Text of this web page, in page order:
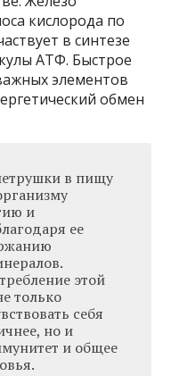
кислорода по
в синтезе
АТФ. Быстрое
элементов
обмен
в пищу
и
ее
этой
только
себя
но и
и общее